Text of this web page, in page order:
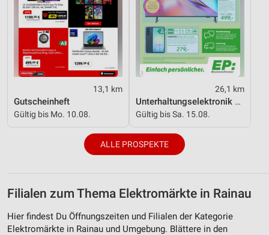
13,1 km
Gutscheinheft
Gültig bis Mo. 10.08.
26,1 km
Unterhaltungselektronik 08/2026
Gültig bis Sa. 15.08.
ALLE PROSPEKTE
Filialen zum Thema Elektromärkte in Rainau
Hier findest Du Öffnungszeiten und Filialen der Kategorie
Elektromärkte in Rainau und Umgebung. Blättere in den